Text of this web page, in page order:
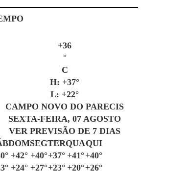
+36
°
C
H: +37°
L: +22°
CAMPO NOVO DO PARECIS
SEXTA-FEIRA, 07 AGOSTO
VER PREVISÃO DE 7 DIAS
DOMSEGTERQUAQUI
+42° +40°+37° +41°+40°
+24° +27°+23° +20°+26°